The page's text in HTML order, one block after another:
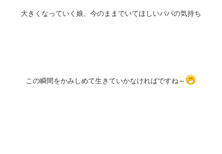
大きくなっていく娘、今のままでいてほしいパパの気持ち
この瞬間をかみしめて生きていかなければですね～